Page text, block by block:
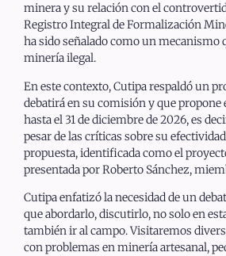
minera y su relación con el
Registro Integral de Formalización
ha sido señalado como un mecanismo
minería ilegal.
En este contexto, Cutipa respaldó un
debatirá en su comisión y que propone
hasta el 31 de diciembre de 2026, es
pesar de las críticas sobre su
propuesta, identificada como el
presentada por Roberto Sánchez,
Cutipa enfatizó la necesidad de un
que abordarlo, discutirlo, no solo en
también ir al campo. Visitaremos
con problemas en minería artesanal,